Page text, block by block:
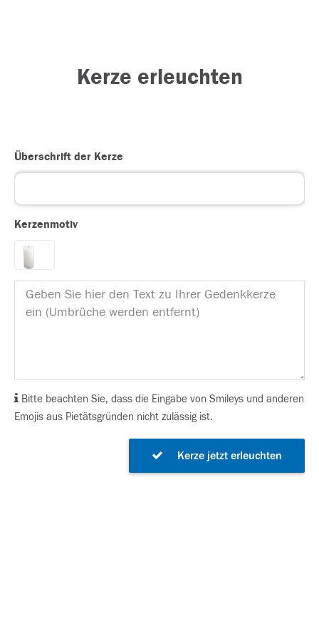
Kerze erleuchten
Überschrift der Kerze
Kerzenmotiv
Bitte beachten Sie, dass die Eingabe von Smileys und anderen
Emojis aus Pietätsgründen nicht zulässig ist.
Kerze jetzt erleuchten